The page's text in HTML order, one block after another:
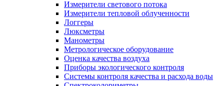
Измерители светового потока
Измерители тепловой облученности
Логгеры
Люксметры
Манометры
Метрологическое оборудование
Оценка качества воздуха
Приборы экологического контроля
Системы контроля качества и расхода воды